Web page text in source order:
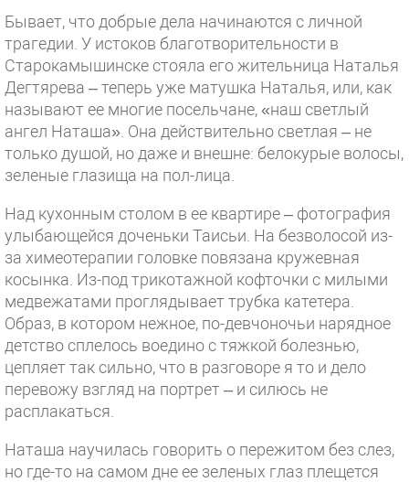
Бывает, что добрые дела начинаются с личной
трагедии. У истоков благотворительности в
Старокамышинске стояла его жительница Наталья
Дегтярева – теперь уже матушка Наталья, или, как
называют ее многие посельчане, «наш светлый
ангел Наташа». Она действительно светлая – не
только душой, но даже и внешне: белокурые волосы,
зеленые глазища на пол-лица.
Над кухонным столом в ее квартире – фотография
улыбающейся доченьки Таисьи. На безволосой из-
за химеотерапии головке повязана кружевная
косынка. Из-под трикотажной кофточки с милыми
медвежатами проглядывает трубка катетера.
Образ, в котором нежное, по-девчоночьи нарядное
детство сплелось воедино с тяжкой болезнью,
цепляет так сильно, что в разговоре я то и дело
перевожу взгляд на портрет – и силюсь не
расплакаться.
Наташа научилась говорить о пережитом без слез,
но где-то на самом дне ее зеленых глаз плещется